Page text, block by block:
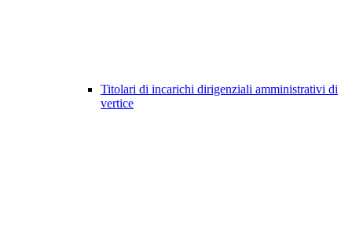
Titolari di incarichi dirigenziali amministrativi di
vertice